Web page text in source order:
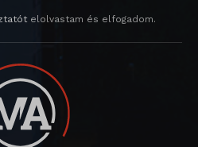
elolvastam és elfogadom.